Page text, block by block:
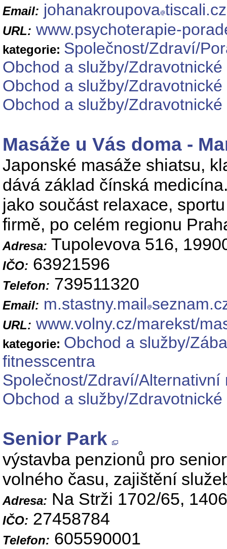
Email: johanakroupova tiscali.cz
URL: www.psychoterapie-
kategorie: Společnost/Zdraví/
Obchod a služby/
Obchod a služby/
Obchod a služby/
Masáže u Vás doma -
Japonské masáže shiatsu,
dává základ čínská
jako součást relaxace,
firmě, po celém regionu
Adresa: Tupolevova 516,
IČO: 63921596
Telefon: 739511320
Email: m.stastny.mail
URL: www.volny.cz/marekst/
kategorie: Obchod a služby/
fitnesscentra
Společnost/Zdraví/Alternativní
Obchod a služby/
Senior Park
výstavba penzionů pro
volného času, zajištění
Adresa: Na Strži 1702/65,
IČO: 27458784
Telefon: 605590001